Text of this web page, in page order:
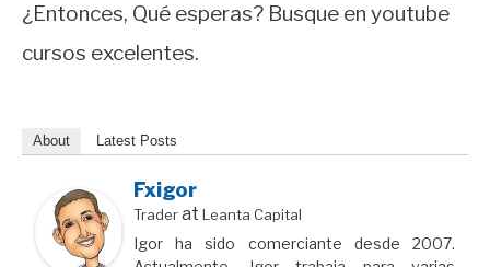
¿Entonces, Qué esperas? Busque en youtube
cursos excelentes.
About Latest Posts
Fxigor
Traderat Leanta Capital
Igor ha sido comerciante desde 2007.